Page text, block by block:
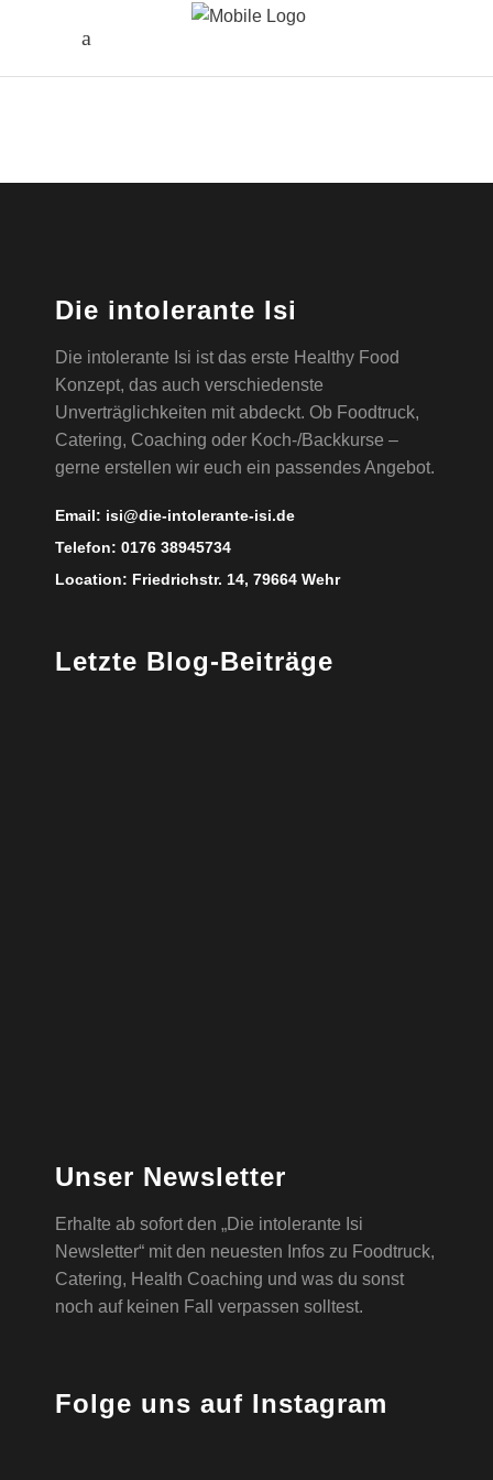
Die intolerante Isi
Die intolerante Isi ist das erste Healthy Food
Konzept, das auch verschiedenste
Unverträglichkeiten mit abdeckt. Ob Foodtruck,
Catering, Coaching oder Koch-/Backkurse –
gerne erstellen wir euch ein passendes Angebot.
Email: isi@die-intolerante-isi.de
Telefon: 0176 38945734
Location: Friedrichstr. 14, 79664 Wehr
Letzte Blog-Beiträge
Unser Newsletter
Erhalte ab sofort den „Die intolerante Isi
Newsletter“ mit den neuesten Infos zu Foodtruck,
Catering, Health Coaching und was du sonst
noch auf keinen Fall verpassen solltest.
Folge uns auf Instagram